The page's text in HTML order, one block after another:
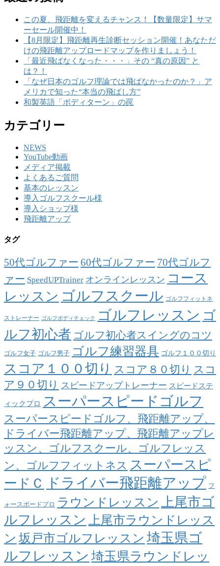
この夏、飛距離を変えるチャンス！【数量限定】サマ
ーセール開催中！
【8月限定】飛距離再生診断セッション開催！あなただ
けの飛距離アップロードマップを作りましょう！
「最近飛ばなくなった・・・」その “真の原因” と
は？！
「なぜ日本のゴルフ理論では飛ばなかったのか？」ア
メリカで知った“本当の飛ばし方”
和製英語「ボディターン」の罠
カテゴリー
NEWS
YouTube動画
メディア掲載
よくあるご質問
基本のレッスン
導入ゴルフスクール様
導入ショップ様
飛距離アップ
タグ
50代ゴルファー 60代ゴルファー 70代ゴルフ
ァー SpeedUPTrainer オンラインレッスン コース
レッスン ゴルフスクール ゴルフフィットネ
ストレーナー ゴルフボディチェック ゴルフレッスン ゴ
ルフ初心者 ゴルフ初心者スイングのコツ
ゴルフ女子 ゴルフ男子 ゴルフ練習器具 ゴルフ１００切り
スコア１００切り スコア８０切り スコ
ア９０切り スピードアップトレーナー スピードステ
ィックプロ スーパースピードゴルフ
スーパースピードゴルフ、飛距離アップ、
ドライバー飛距離アップ、飛距離アップレ
ッスン、ゴルフスクール、ゴルフレッス
ン、ゴルフフィットネス スーパースピ
ードＣ
ドライバー飛距離アップ フ
ォースボードプロ ラウンドレッスン 上尾市ゴ
ルフレッスン 上尾市ラウンドレッス
ン 坂戸市ゴルフレッスン 埼玉県ゴ
ルフレッスン 埼玉県ラウンドレッ